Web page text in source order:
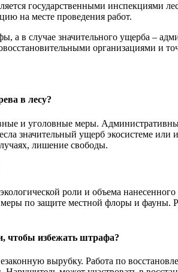
государственными инспекциями
на месте проведения работ.
а в случае значительного ущерба –
организациями и
в лесу?
и уголовные меры.
значительный ущерб экосистеме
лишение свободы.
роли и объема
по защите местной флоры и фауны.
чтобы избежать штрафа?
вырубку. Работа по